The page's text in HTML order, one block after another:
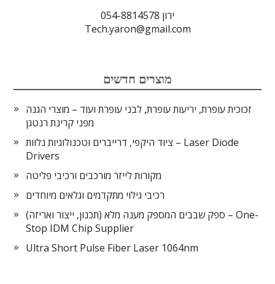
ירון 054-8814578
Tech.yaron@gmail.com
מוצרים חדשים
זכוכית עופרת, יריעות עופרת, לבני עופרת ועוד – מוצרי הגנה
מפני קרינת רנטגן
ציוד היקפי, דרייברים וטכנולוגיות נלוות – Laser Diode
Drivers
מקורות לייזר מורכבים ורכיבי פליטה
רכיבי גילוי מתקדמים וגלאים מיוחדים
ספק שבבים המספק מענה מלא (תכנון, ייצור ואריזה) – One-
Stop IDM Chip Supplier
Ultra Short Pulse Fiber Laser 1064nm